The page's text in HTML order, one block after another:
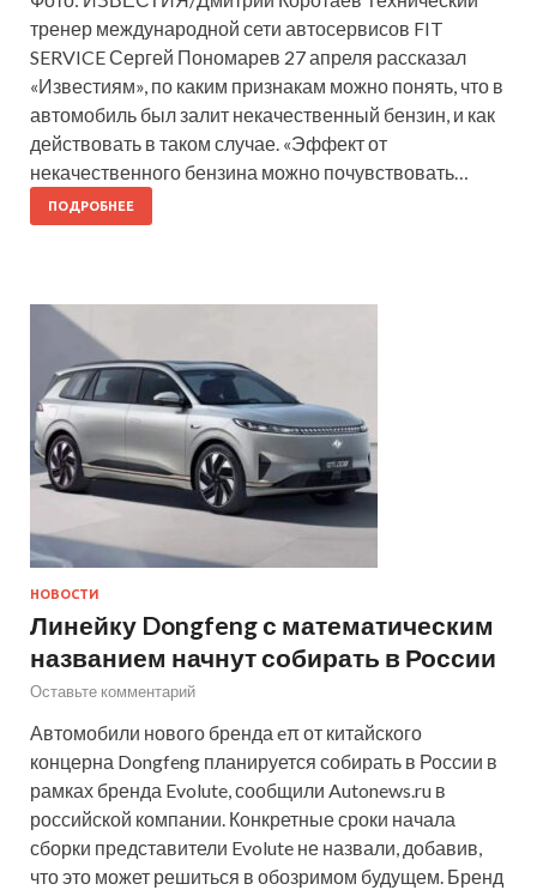
тренер международной сети автосервисов FIT
SERVICE Сергей Пономарев 27 апреля рассказал
«Известиям», по каким признакам можно понять, что в
автомобиль был залит некачественный бензин, и как
действовать в таком случае. «Эффект от
некачественного бензина можно почувствовать…
ПОДРОБНЕЕ
НОВОСТИ
Линейку Dongfeng с математическим
названием начнут собирать в России
Оставьте комментарий
Автомобили нового бренда eπ от китайского
концерна Dongfeng планируется собирать в России в
рамках бренда Evolute, сообщили Autonews.ru в
российской компании. Конкретные сроки начала
сборки представители Evolute не назвали, добавив,
что это может решиться в обозримом будущем. Бренд